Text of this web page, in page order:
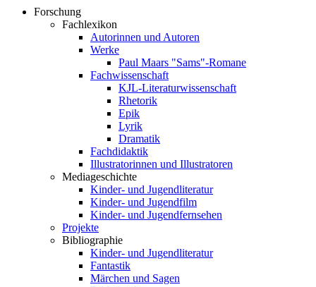
Forschung
Fachlexikon
Autorinnen und Autoren
Werke
Paul Maars "Sams"-Romane
Fachwissenschaft
KJL-Literaturwissenschaft
Rhetorik
Epik
Lyrik
Dramatik
Fachdidaktik
Illustratorinnen und Illustratoren
Mediageschichte
Kinder- und Jugendliteratur
Kinder- und Jugendfilm
Kinder- und Jugendfernsehen
Projekte
Bibliographie
Kinder- und Jugendliteratur
Fantastik
Märchen und Sagen